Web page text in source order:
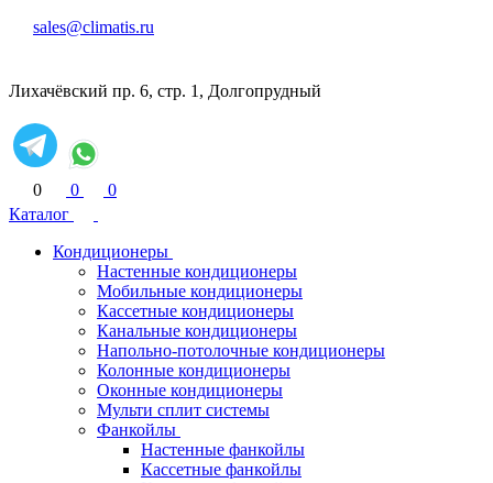
sales@climatis.ru
Лихачёвский пр. 6, стр. 1, Долгопрудный
0 0
0
Каталог
Кондиционеры
Настенные кондиционеры
Мобильные кондиционеры
Кассетные кондиционеры
Канальные кондиционеры
Напольно-потолочные кондиционеры
Колонные кондиционеры
Оконные кондиционеры
Мульти сплит системы
Фанкойлы
Настенные фанкойлы
Кассетные фанкойлы